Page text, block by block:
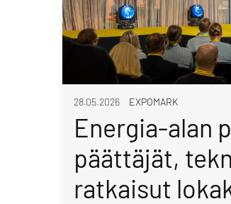
28.05.2026 EXPOMARK
Energia-alan
päättäjät,
ratkaisut